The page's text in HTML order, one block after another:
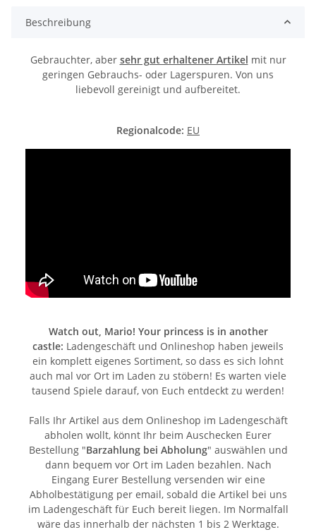
Beschreibung
Gebrauchter, aber sehr gut erhaltener Artikel mit nur
geringen Gebrauchs- oder Lagerspuren. Von uns
liebevoll gereinigt und aufbereitet.
Regionalcode: EU
Watch out, Mario! Your princess is in another
castle: Ladengeschäft und Onlineshop haben jeweils
ein komplett eigenes Sortiment, so dass es sich lohnt
auch mal vor Ort im Laden zu stöbern! Es warten viele
tausend Spiele darauf, von Euch entdeckt zu werden!
Falls Ihr Artikel aus dem Onlineshop im Ladengeschäft
abholen wollt, könnt Ihr beim Auschecken Eurer
Bestellung "Barzahlung bei Abholung" auswählen und
dann bequem vor Ort im Laden bezahlen. Nach
Eingang Eurer Bestellung versenden wir eine
Abholbestätigung per email, sobald die Artikel bei uns
im Ladengeschäft für Euch bereit liegen. Im Normalfall
wäre das innerhalb der nächsten 1 bis 2 Werktage.